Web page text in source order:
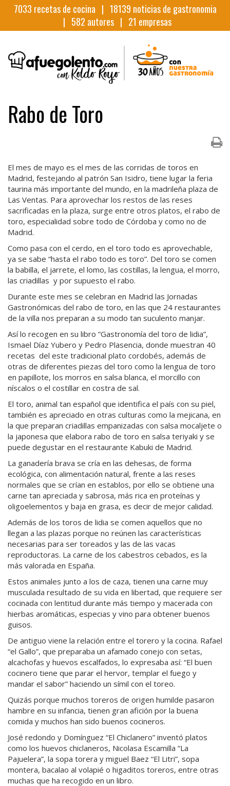
7033 recetas de cocina | 18139 noticias de gastronomia
| 582 autores | 21 empresas
Rabo de Toro
El mes de mayo es el mes de las corridas de toros en
Madrid, festejando al patrón San Isidro, tiene lugar la feria
taurina más importante del mundo, en la madrileña plaza de
Las Ventas. Para aprovechar los restos de las reses
sacrificadas en la plaza, surge entre otros platos, el rabo de
toro, especialidad sobre todo de Córdoba y como no de
Madrid.
Como pasa con el cerdo, en el toro todo es aprovechable,
ya se sabe “hasta el rabo todo es toro”. Del toro se comen
la babilla, el jarrete, el lomo, las costillas, la lengua, el morro,
las criadillas y por supuesto el rabo.
Durante este mes se celebran en Madrid las Jornadas
Gastronómicas del rabo de toro, en las que 24 restaurantes
de la villa nos preparan a su modo tan suculento manjar.
Así lo recogen en su libro “Gastronomía del toro de lidia”,
Ismael Díaz Yubero y Pedro Plasencia, donde muestran 40
recetas del este tradicional plato cordobés, además de
otras de diferentes piezas del toro como la lengua de toro
en papillote, los morros en salsa blanca, el morcillo con
níscalos o el costillar en costra de sal.
El toro, animal tan español que identifica el país con su piel,
también es apreciado en otras culturas como la mejicana, en
la que preparan criadillas empanizadas con salsa mocaljete o
la japonesa que elabora rabo de toro en salsa teriyaki y se
puede degustar en el restaurante Kabuki de Madrid.
La ganadería brava se cría en las dehesas, de forma
ecológica, con alimentación natural, frente a las reses
normales que se crían en establos, por ello se obtiene una
carne tan apreciada y sabrosa, más rica en proteínas y
oligoelementos y baja en grasa, es decir de mejor calidad.
Además de los toros de lidia se comen aquellos que no
llegan a las plazas porque no reúnen las características
necesarias para ser toreados y las de las vacas
reproductoras. La carne de los cabestros cebados, es la
más valorada en España.
Estos animales junto a los de caza, tienen una carne muy
musculada resultado de su vida en libertad, que requiere ser
cocinada con lentitud durante más tiempo y macerada con
hierbas aromáticas, especias y vino para obtener buenos
guisos.
De antiguo viene la relación entre el torero y la cocina. Rafael
“el Gallo”, que preparaba un afamado conejo con setas,
alcachofas y huevos escalfados, lo expresaba así: “El buen
cocinero tiene que parar el hervor, templar el fuego y
mandar el sabor” haciendo un símil con el toreo.
Quizás porque muchos toreros de origen humilde pasaron
hambre en su infancia, tienen gran afición por la buena
comida y muchos han sido buenos cocineros.
José redondo y Domínguez “El Chiclanero” inventó platos
como los huevos chiclaneros, Nicolasa Escamilla “La
Pajuelera”, la sopa torera y miguel Baez “El Litri”, sopa
montera, bacalao al volapié o higaditos toreros, entre otras
muchas que ha recogido en un libro.